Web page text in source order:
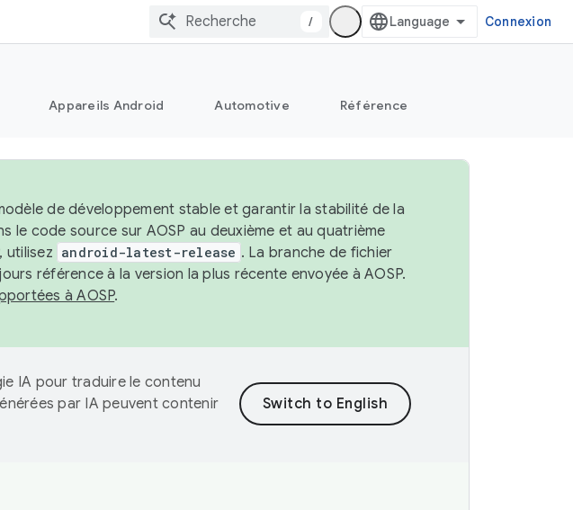
/ Connexion
Appareils Android Automotive Référence
de développement stable et garantir la stabilité de la
le code source sur AOSP au deuxième et au quatrième
utilisez android-latest-release . La branche de fichier
référence à la version la plus récente envoyée à AOSP.
à AOSP.
IA pour traduire le contenu
par IA peuvent contenir